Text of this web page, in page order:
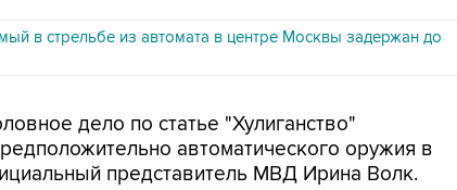
в стрельбе из автомата в центре Москвы задержан до
дело по статье "Хулиганство"
автоматического оружия в
представитель МВД Ирина Волк.